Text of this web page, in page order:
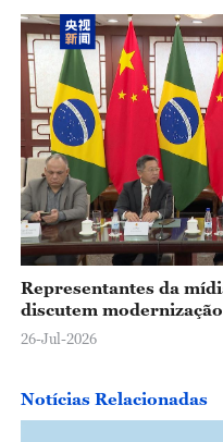
Representantes da
discutem
26-Jul-2026
Notícias Relacionadas